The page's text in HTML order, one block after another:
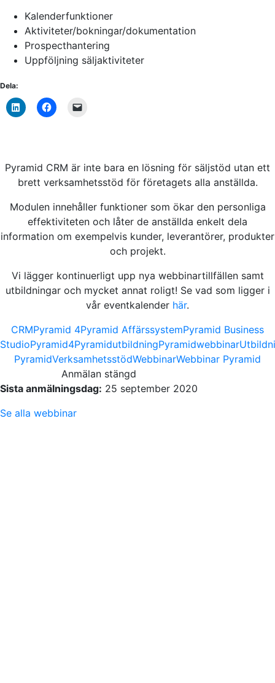
Kalenderfunktioner
Aktiviteter/bokningar/dokumentation
Prospecthantering
Uppföljning säljaktiviteter
Dela:
Pyramid CRM är inte bara en lösning för säljstöd utan ett
brett verksamhetsstöd för företagets alla anställda.
Modulen innehåller funktioner som ökar den personliga
effektiviteten och låter de anställda enkelt dela
information om exempelvis kunder, leverantörer, produkter
och projekt.
Vi lägger kontinuerligt upp nya webbinartillfällen samt
utbildningar och mycket annat roligt! Se vad som ligger i
vår eventkalender här.
CRMPyramid 4Pyramid AffärssystemPyramid Business
StudioPyramid4PyramidutbildningPyramidwebbinar
PyramidVerksamhetsstödWebbinarWebbinar Pyramid
Anmälan stängd
Sista anmälningsdag: 25 september 2020
Se alla webbinar